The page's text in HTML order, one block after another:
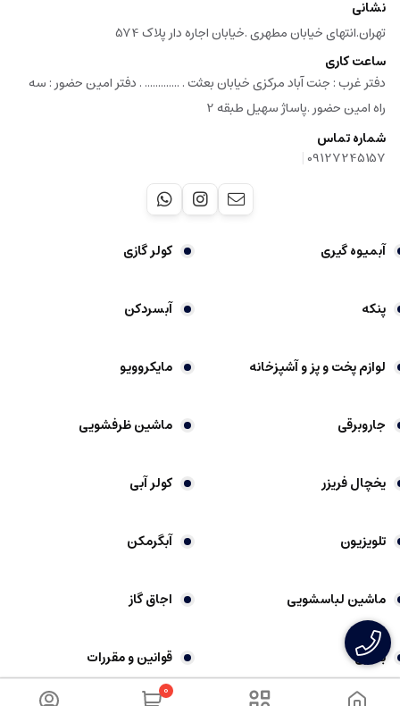
نشانی
تهران.انتهای خیابان مطهری .خیابان اجاره دار پلاک 574
ساعت کاری
دفتر غرب : جنت آباد مرکزی خیابان بعثت . ............. . دفتر امین حضور : سه
راه امین حضور .پاساژ سهیل طبقه 2
شماره تماس
09127245157
|
آبمیوه گیری کولر گازی
پنکه آبسردکن
لوازم پخت و پز و آشپزخانه مایکروویو
جاروبرقی ماشین ظرفشویی
یخچال فریزر کولر آبی
تلویزیون آبگرمکن
ماشین لباسشویی اجاق گاز
بخاری قوانین و مقررات
0